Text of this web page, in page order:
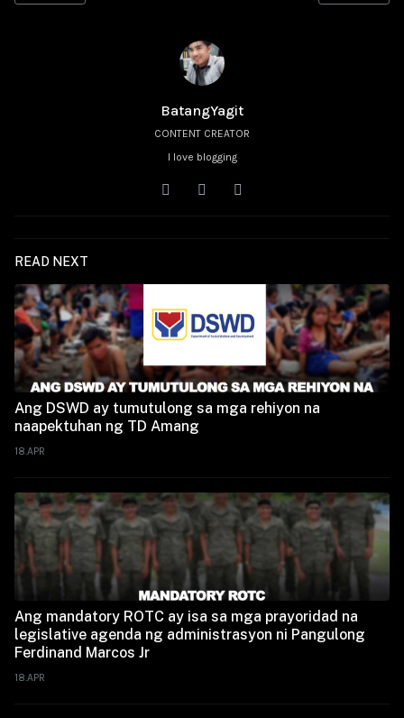
BatangYagit
CONTENT CREATOR
I love blogging
READ NEXT
Ang DSWD ay tumutulong sa mga rehiyon na
naapektuhan ng TD Amang
18.APR
Ang mandatory ROTC ay isa sa mga prayoridad na
legislative agenda ng administrasyon ni Pangulong
Ferdinand Marcos Jr
18.APR